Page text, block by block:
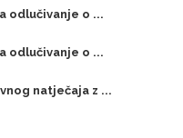
odlučivanje o ...
odlučivanje o ...
natječaja z ...